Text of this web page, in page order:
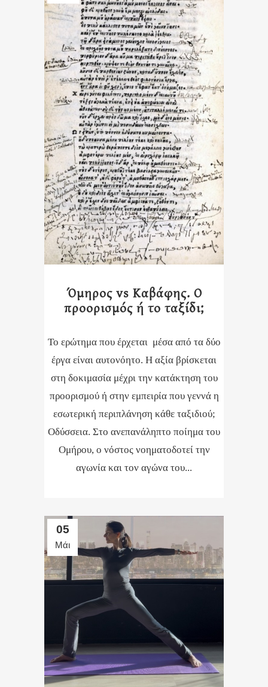
Όμηρος vs Καβάφης. Ο
προορισμός ή το ταξίδι;
Το ερώτημα που έρχεται μέσα από τα δύο
έργα είναι αυτονόητο. Η αξία βρίσκεται
στη δοκιμασία μέχρι την κατάκτηση του
προορισμού ή στην εμπειρία που γεννά η
εσωτερική περιπλάνηση κάθε ταξιδιού;
Οδύσσεια. Στο ανεπανάληπτο ποίημα του
Ομήρου, ο νόστος νοηματοδοτεί την
αγωνία και τον αγώνα του...
05
Μάι